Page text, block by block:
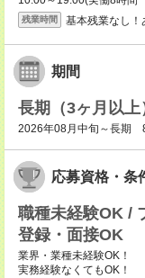
残業時間 基本残業なし！
期間
長期（3ヶ月以上
2026年08月中旬～長
応募資格・条
職種未経験OK /
登録・面接OK
業界・業種未経験OK！
実務経験なくてもOK！